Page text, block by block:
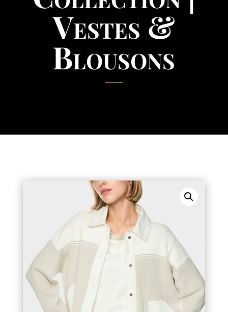
Vestes &
Blousons